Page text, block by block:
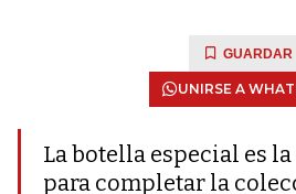
GUARDAR
UNIRSE A
La botella especial es
para completar la